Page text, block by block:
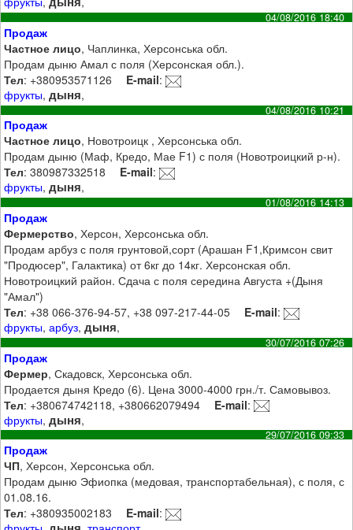
04/08/2016 18:40
Продаж
Частное лицо, Чаплинка, Херсонська обл.
Продам дыню Амал с поля (Херсонская обл.).
Тел: +380953571126 E-mail:
фрукты,дыня,
04/08/2016 10:21
Продаж
Частное лицо, Новотроицк , Херсонська обл.
Продам дыню (Маф, Кредо, Мае F1) с поля (Новотроицкий р-н).
Тел: 380987332518 E-mail:
фрукты,дыня,
01/08/2016 14:13
Продаж
Фермерство, Херсон, Херсонська обл.
Продам арбуз с поля грунтовой,сорт (Арашан F1,Кримсон свит
"Продюсер", Галактика) от 6кг до 14кг. Херсонская обл.
Новотроицкий район. Сдача с поля середина Августа +(Дыня
"Амал")
Тел: +38 066-376-94-57, +38 097-217-44-05 E-mail:
фрукты,арбуз,дыня,
30/07/2016 07:26
Продаж
Фермер, Скадовск, Херсонська обл.
Продается дыня Кредо (6). Цена 3000-4000 грн./т. Самовывоз.
Тел: +380674742118, +380662079494 E-mail:
фрукты,дыня,
29/07/2016 09:33
Продаж
ЧП, Херсон, Херсонська обл.
Продам дыню Эфиопка (медовая, транспортабельная), с поля, с
01.08.16.
Тел: +380935002183 E-mail: